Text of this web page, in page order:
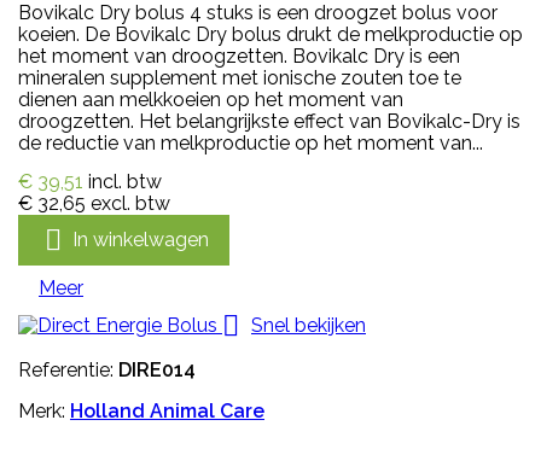
Bovikalc Dry bolus 4 stuks is een droogzet bolus voor
koeien. De Bovikalc Dry bolus drukt de melkproductie op
het moment van droogzetten. Bovikalc Dry is een
mineralen supplement met ionische zouten toe te
dienen aan melkkoeien op het moment van
droogzetten. Het belangrijkste effect van Bovikalc-Dry is
de reductie van melkproductie op het moment van...
€ 39,51 incl. btw
€ 32,65 excl. btw
 In winkelwagen
Meer

Snel bekijken
Referentie: DIRE014
Merk: Holland Animal Care